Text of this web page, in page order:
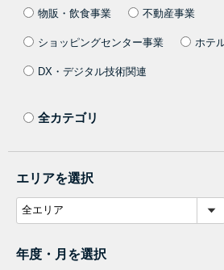
物販・飲食事業 不動産事業
ショッピングセンター事業 ホテ
DX・デジタル技術関連
全カテゴリ
エリアを選択
年度・月を選択